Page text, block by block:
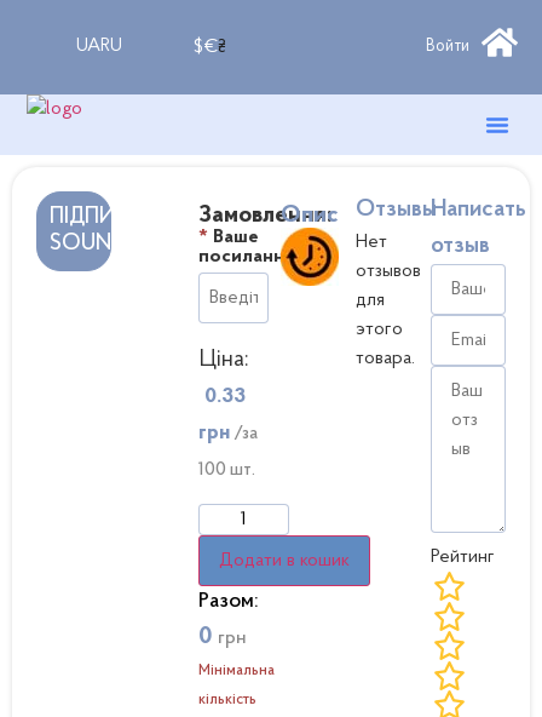
UARU $€₴ Войти
ПІДПИСНИКИ
SOUNDCLOUD
Замовлення:
* Ваше
посилання
Ціна:
0.33
грн/за
100 шт.
Додати в кошик
Разом:
0 грн
Мінімальна
кількість
Опис Отзывы
Нет
отзывов
для
этого
товара.
Написать
отзыв
Рейтинг